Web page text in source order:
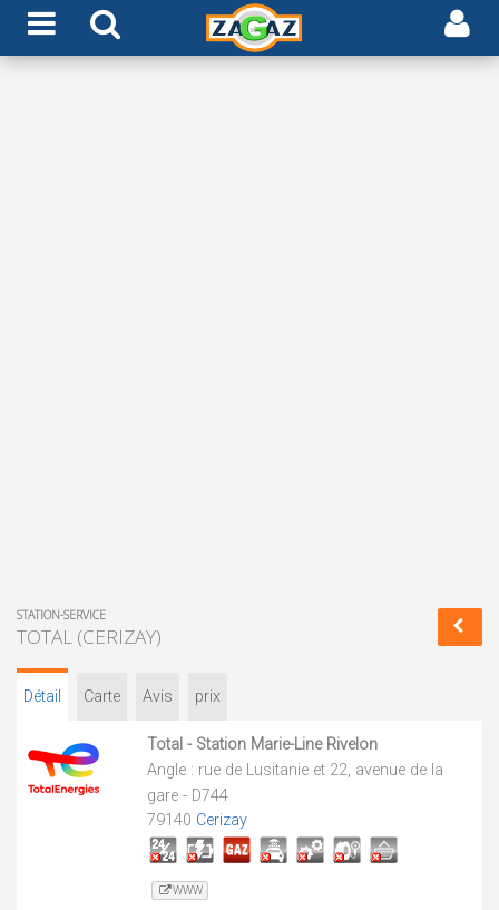
STATION-SERVICE
TOTAL (CERIZAY)
Détail Carte Avis prix
Total - Station Marie-Line Rivelon
Angle : rue de Lusitanie et 22, avenue de la
gare - D744
79140 Cerizay
WWW